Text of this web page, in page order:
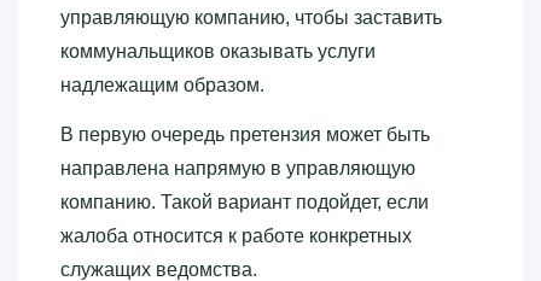
управляющую компанию, чтобы заставить
коммунальщиков оказывать услуги
надлежащим образом.
В первую очередь претензия может быть
направлена напрямую в управляющую
компанию. Такой вариант подойдет, если
жалоба относится к работе конкретных
служащих ведомства.